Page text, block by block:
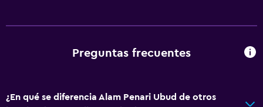
Piscina al aire libre
Estacionamiento y transporte
Preguntas frecuentes
¿En qué se diferencia Alam Penari Ubud de otros